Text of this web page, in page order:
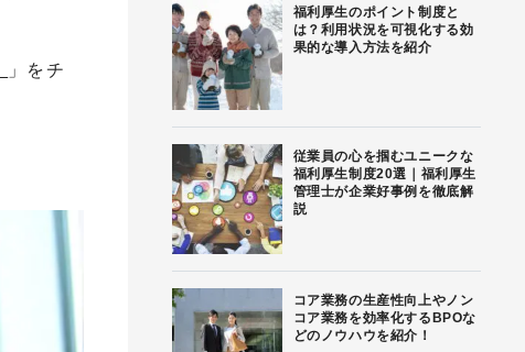
」をチ
福利厚生のポイント制度と
は？利用状況を可視化する効
果的な導入方法を紹介
従業員の心を掴むユニークな
福利厚生制度20選｜福利厚生
管理士が企業好事例を徹底解
説
コア業務の生産性向上やノン
コア業務を効率化するBPOな
どのノウハウを紹介！